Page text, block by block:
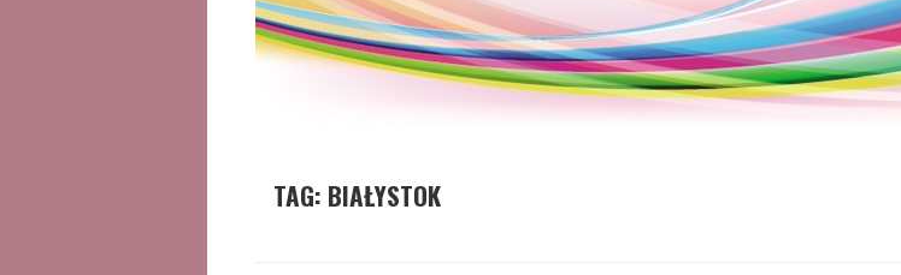
TAG: BIAŁYSTOK